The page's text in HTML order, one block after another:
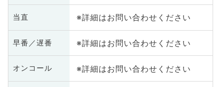
当直 ※詳細はお問い合わせください
早番／遅番 ※詳細はお問い合わせください
オンコール ※詳細はお問い合わせください